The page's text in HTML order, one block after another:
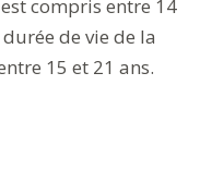
compris entre 14
de vie de la
15 et 21 ans.